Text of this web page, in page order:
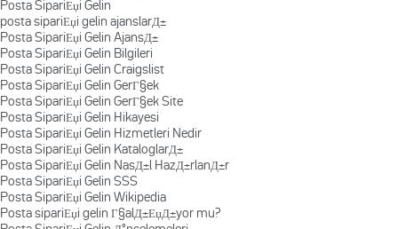
Posta SipariЕџi Gelin
posta sipariЕџi gelin ajanslarД±
Posta SipariЕџi Gelin AjansД±
Posta SipariЕџi Gelin Bilgileri
Posta SipariЕџi Gelin Craigslist
Posta SipariЕџi Gelin GerГ§ek
Posta SipariЕџi Gelin GerГ§ek Site
Posta SipariЕџi Gelin Hikayesi
Posta SipariЕџi Gelin Hizmetleri Nedir
Posta SipariЕџi Gelin KataloglarД±
Posta SipariЕџi Gelin NasД±l HazД±rlanД±r
Posta SipariЕџi Gelin SSS
Posta SipariЕџi Gelin Wikipedia
Posta sipariЕџi gelin Г§alД±ЕџД±yor mu?